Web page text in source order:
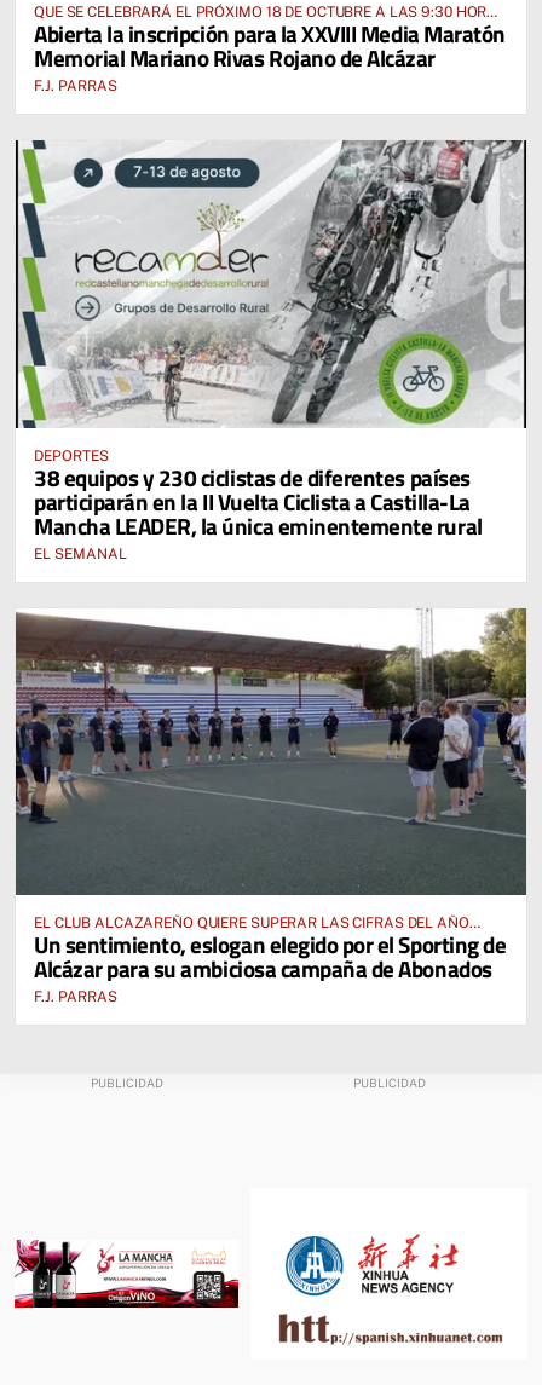
QUE SE CELEBRARÁ EL PRÓXIMO 18 DE OCTUBRE A LAS 9:30 HORAS
DESDE EL PABELLÓN VICENTE PANIAGUA
Abierta la inscripción para la XXVIII Media Maratón
Memorial Mariano Rivas Rojano de Alcázar
F.J. PARRAS
DEPORTES
38 equipos y 230 ciclistas de diferentes países
participarán en la II Vuelta Ciclista a Castilla-La
Mancha LEADER, la única eminentemente rural
EL SEMANAL
EL CLUB ALCAZAREÑO QUIERE SUPERAR LAS CIFRAS DEL AÑO
PASADO E INCLUSO DUPLICARLAS
Un sentimiento, eslogan elegido por el Sporting de
Alcázar para su ambiciosa campaña de Abonados
F.J. PARRAS